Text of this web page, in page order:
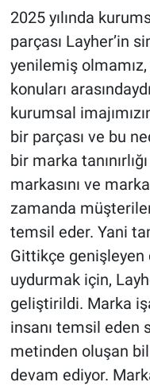
2025 yılında
parçası Layher’in
yenilemiş
konuları
kurumsal
bir parçası ve bu
bir marka
markasını ve
zamanda
temsil eder. Yani
Gittikçe genişleyen
uydurmak için,
geliştirildi. Marka
insanı temsil eden
metinden oluşan
devam ediyor.